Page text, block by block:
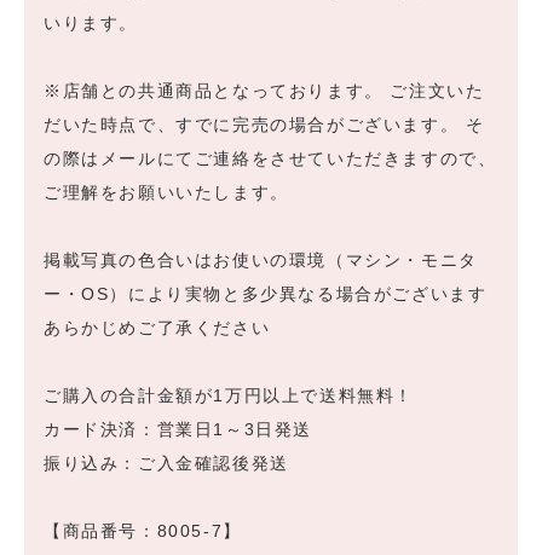
いります。
※店舗との共通商品となっております。 ご注文いた
だいた時点で、すでに完売の場合がございます。 そ
の際はメールにてご連絡をさせていただきますので、
ご理解をお願いいたします。
掲載写真の色合いはお使いの環境（マシン・モニタ
ー・OS）により実物と多少異なる場合がございます
あらかじめご了承ください
ご購入の合計金額が1万円以上で送料無料！
カード決済：営業日1～3日発送
振り込み：ご入金確認後発送
【商品番号：8005-7】